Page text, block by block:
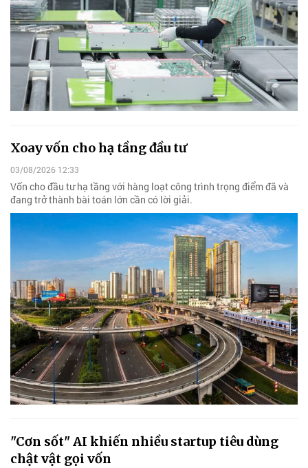
Xoay vốn cho hạ tầng đầu tư
03/08/2026 12:33
Vốn cho đầu tư hạ tầng với hàng loạt công trình trọng điểm đã và
đang trở thành bài toán lớn cần có lời giải.
"Cơn sốt" AI khiến nhiều startup tiêu dùng
chật vật gọi vốn